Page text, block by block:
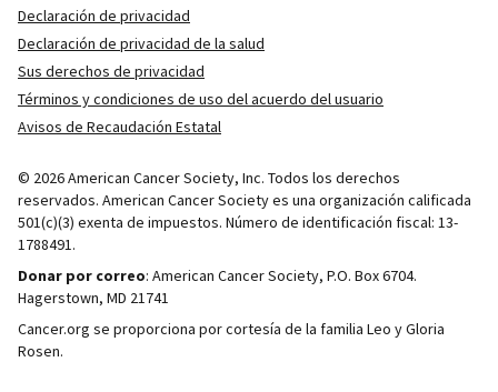
Declaración de privacidad
Declaración de privacidad de la salud
Sus derechos de privacidad
Términos y condiciones de uso del acuerdo del usuario
Avisos de Recaudación Estatal
© 2026 American Cancer Society, Inc. Todos los derechos
reservados. American Cancer Society es una organización calificada
501(c)(3) exenta de impuestos. Número de identificación fiscal: 13-
1788491.
Donar por correo: American Cancer Society, P.O. Box 6704.
Hagerstown, MD 21741
Cancer.org se proporciona por cortesía de la familia Leo y Gloria
Rosen.